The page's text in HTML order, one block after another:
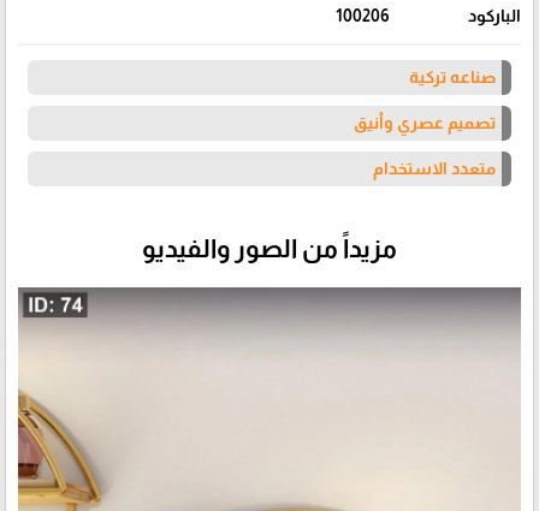
الباركود 100206
صناعه تركية
تصميم عصري وأنيق
متعدد الاستخدام
مزيداً من الصور والفيديو